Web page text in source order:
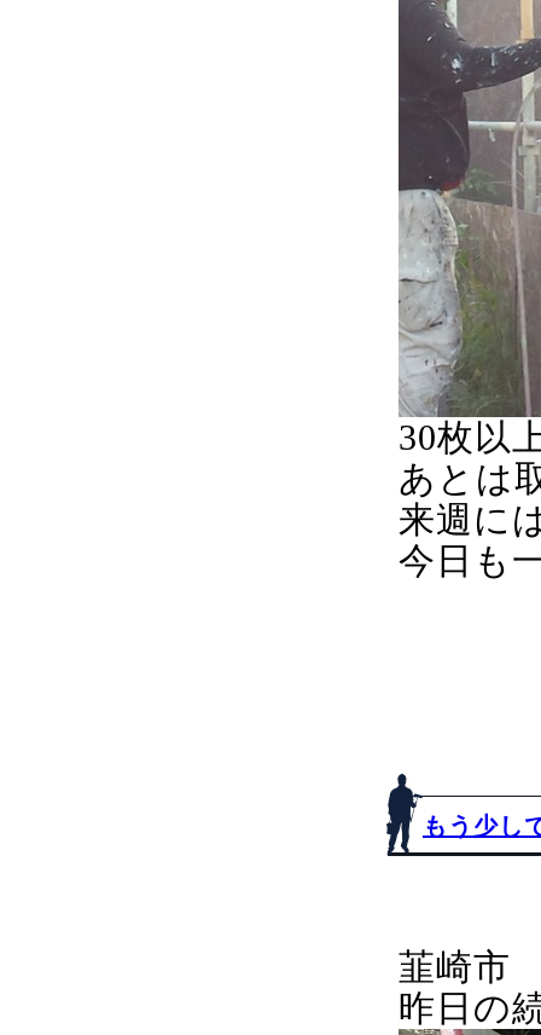
30枚以
あとは
来週に
今日も
もう少し
韮崎市
昨日の